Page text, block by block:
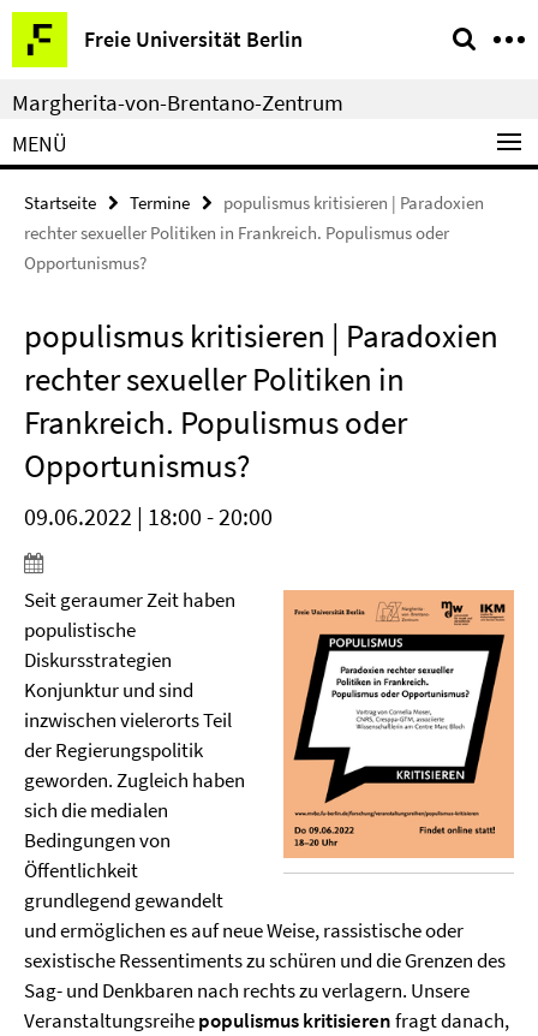
Springe
direkt
zu
Inhalt
Freie Universität Berlin
Service-
Navigation
Margherita-von-Brentano-Zentrum
MENÜ
Startseite Termine
populismus kritisieren | Paradoxien
rechter sexueller Politiken in Frankreich. Populismus oder
Opportunismus?
populismus kritisieren | Paradoxien
rechter sexueller Politiken in
Frankreich. Populismus oder
Opportunismus?
09.06.2022 | 18:00 - 20:00
Seit geraumer Zeit haben
populistische
Diskursstrategien
Konjunktur und sind
inzwischen vielerorts Teil
der Regierungspolitik
geworden. Zugleich haben
sich die medialen
Bedingungen von
Öffentlichkeit
grundlegend gewandelt
und ermöglichen es auf neue Weise, rassistische oder
sexistische Ressentiments zu schüren und die Grenzen des
Sag- und Denkbaren nach rechts zu verlagern. Unsere
Veranstaltungsreihepopulismus kritisierenfragt danach,